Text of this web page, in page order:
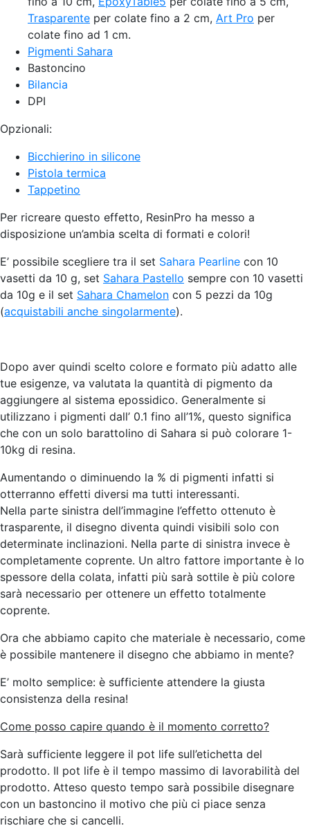
Trasparente per colate fino a 2 cm, Art Pro per
colate fino ad 1 cm.
Pigmenti Sahara
Bastoncino
Bilancia
DPI
Opzionali:
Bicchierino in silicone
Pistola termica
Tappetino
Per ricreare questo effetto, ResinPro ha messo a
disposizione un’ambia scelta di formati e colori!
E’ possibile scegliere tra il set Sahara Pearline con 10
vasetti da 10 g, set Sahara Pastello sempre con 10 vasetti
da 10g e il set Sahara Chamelon con 5 pezzi da 10g
(acquistabili anche singolarmente).
Dopo aver quindi scelto colore e formato più adatto alle
tue esigenze, va valutata la quantità di pigmento da
aggiungere al sistema epossidico. Generalmente si
utilizzano i pigmenti dall’ 0.1 fino all’1%, questo significa
che con un solo barattolino di Sahara si può colorare 1-
10kg di resina.
Aumentando o diminuendo la % di pigmenti infatti si
otterranno effetti diversi ma tutti interessanti.
Nella parte sinistra dell’immagine l’effetto ottenuto è
trasparente, il disegno diventa quindi visibili solo con
determinate inclinazioni. Nella parte di sinistra invece è
completamente coprente. Un altro fattore importante è lo
spessore della colata, infatti più sarà sottile è più colore
sarà necessario per ottenere un effetto totalmente
coprente.
Ora che abbiamo capito che materiale è necessario, come
è possibile mantenere il disegno che abbiamo in mente?
E’ molto semplice: è sufficiente attendere la giusta
consistenza della resina!
Come posso capire quando è il momento corretto?
Sarà sufficiente leggere il pot life sull’etichetta del
prodotto. Il pot life è il tempo massimo di lavorabilità del
prodotto. Atteso questo tempo sarà possibile disegnare
con un bastoncino il motivo che più ci piace senza
rischiare che si cancelli.